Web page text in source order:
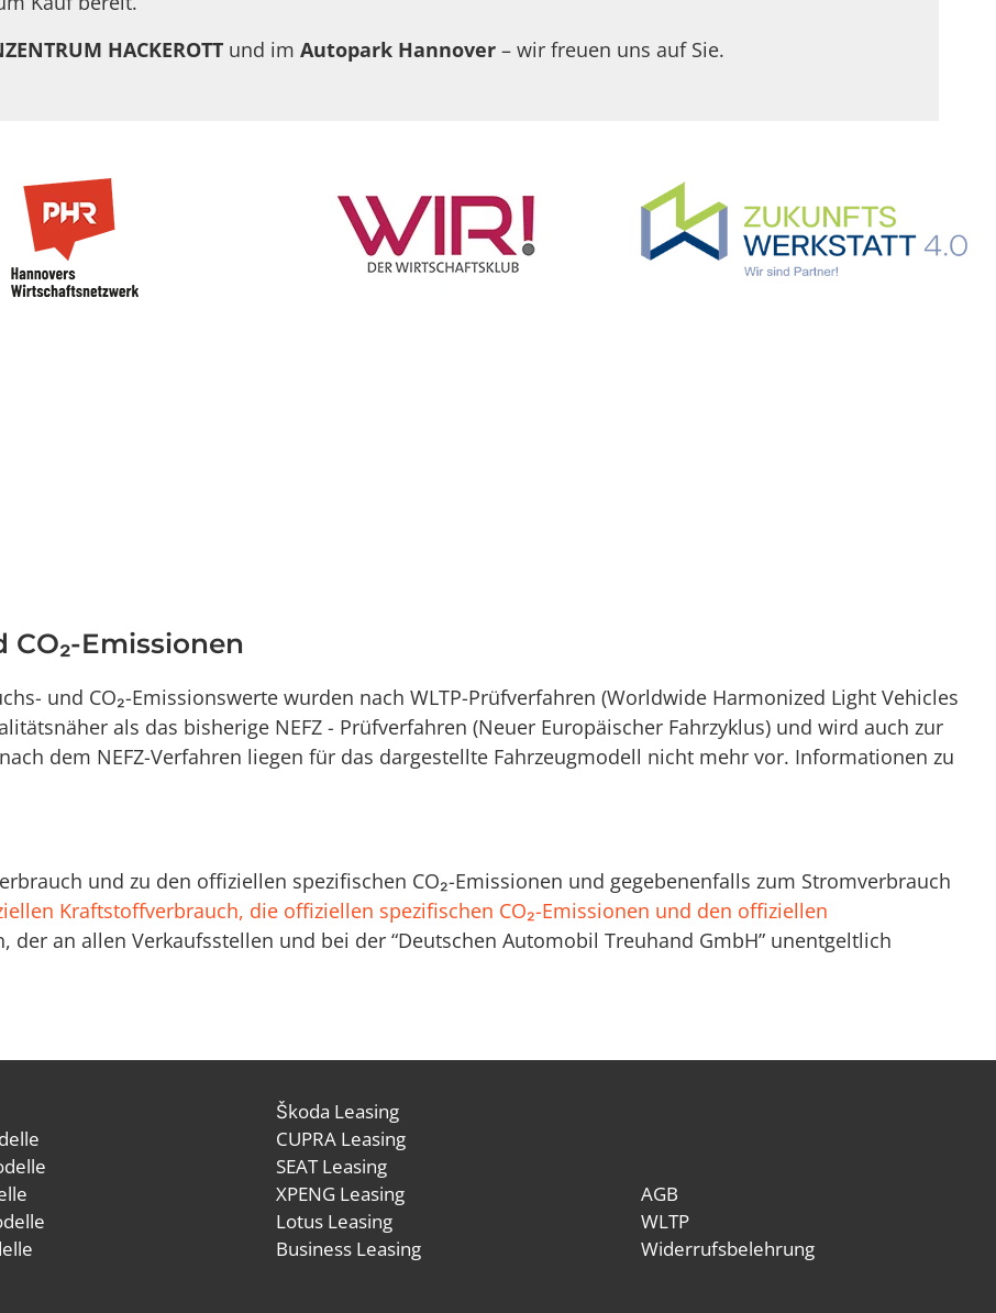
HACKEROTT und im Autopark Hannover– wir freuen uns auf Sie.
Emissionen
und CO₂-Emissionswerte wurden nach WLTP-Prüfverfahren (Worldwide Harmonized Light Vehicles
als das bisherige NEFZ - Prüfverfahren (Neuer Europäischer Fahrzyklus) und wird auch zur
dem NEFZ-Verfahren liegen für das dargestellte Fahrzeugmodell nicht mehr vor. Informationen zu
und zu den offiziellen spezifischen CO₂-Emissionen und gegebenenfalls zum Stromverbrauch
Kraftstoffverbrauch, die offiziellen spezifischen CO₂-Emissionen und den offiziellen
der an allen Verkaufsstellen und bei der “Deutschen Automobil Treuhand GmbH” unentgeltlich
Škoda Leasing
CUPRA Leasing
SEAT Leasing
XPENG Leasing
Lotus Leasing
Business Leasing
AGB
WLTP
Widerrufsbelehrung